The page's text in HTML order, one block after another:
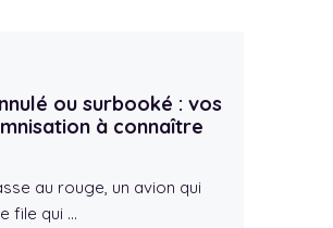
ou surbooké : vos
à connaître
au rouge, un avion qui
file qui …